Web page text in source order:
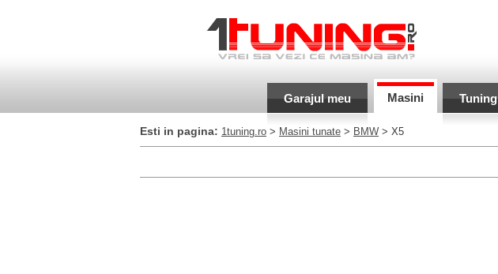
Garajul meu Masini Tuning
Esti in pagina: 1tuning.ro > Masini tunate > BMW > X5